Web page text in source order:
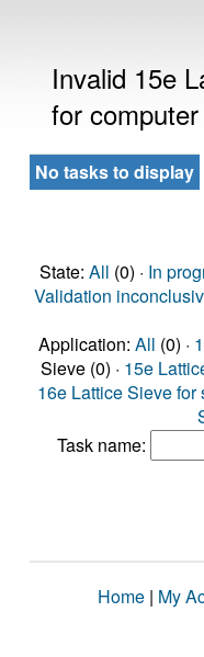
Invalid 15e
for
No tasks to display
State: All (0) · In
Validation
Application: All (0) ·
Sieve (0) · 15e
16e Lattice Sieve
Task name:
Home | My